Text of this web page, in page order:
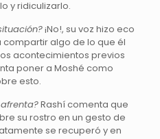
y ridiculizarlo.
¡No!, su voz hizo eco
algo de lo que él
acontecimientos previos
poner a Moshé como
esto.
Rashí comenta que
su rostro en un gesto de
se recuperó y en